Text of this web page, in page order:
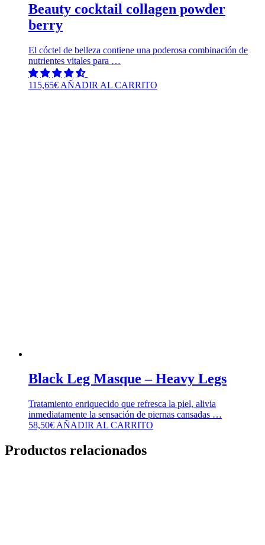
Beauty cocktail collagen powder
berry
El cóctel de belleza contiene una poderosa combinación de
nutrientes vitales para …
115,65€ AÑADIR AL CARRITO
Black Leg Masque – Heavy Legs
Tratamiento enriquecido que refresca la piel, alivia
inmediatamente la sensación de piernas cansadas …
58,50€ AÑADIR AL CARRITO
Productos relacionados